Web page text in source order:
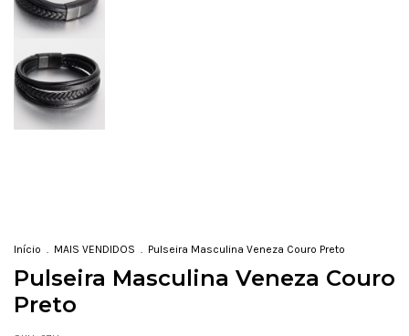
Início . MAIS VENDIDOS . Pulseira Masculina Veneza Couro Preto
Pulseira Masculina Veneza Couro
Preto